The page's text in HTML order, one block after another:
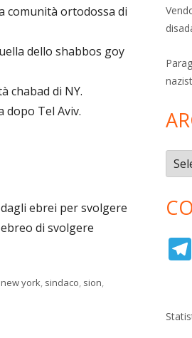
comunità ortodossa di
dello shabbos goy
chabad di NY.
dopo Tel Aviv.
ebrei per svolgere
di svolgere
new york sindaco sion